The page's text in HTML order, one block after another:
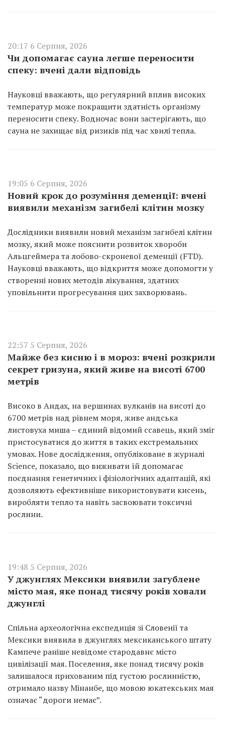
20:17 6 Серпня, 2026
Чи допомагає сауна легше переносити
спеку: вчені дали відповідь
Науковці вважають, що регулярний вплив високих
температур може покращити здатність організму
переносити спеку. Водночас вони застерігають, що
сауна не захищає від ризиків під час хвилі тепла.
19:05 6 Серпня, 2026
Новий крок до розуміння деменції: вчені
виявили механізм загибелі клітин мозку
Дослідники виявили новий механізм загибелі клітин
мозку, який може пояснити розвиток хвороби
Альцгеймера та лобово-скроневої деменції (FTD).
Науковці вважають, що відкриття може допомогти у
створенні нових методів лікування, здатних
уповільнити прогресування цих захворювань.
22:57 5 Серпня, 2026
Майже без кисню і в мороз: вчені розкрили
секрет гризуна, який живе на висоті 6700
метрів
Високо в Андах, на вершинах вулканів на висоті до
6700 метрів над рівнем моря, живе андська
листовуха миша – єдиний відомий ссавець, який зміг
пристосуватися до життя в таких екстремальних
умовах. Нове дослідження, опубліковане в журналі
Science, показало, що виживати їй допомагає
поєднання генетичних і фізіологічних адаптацій, які
дозволяють ефективніше використовувати кисень,
виробляти тепло та навіть засвоювати токсичні
рослини.
19:48 5 Серпня, 2026
У джунглях Мексики виявили загублене
місто мая, яке понад тисячу років ховали
джунглі
Спільна археологічна експедиція зі Словенії та
Мексики виявила в джунглях мексиканського штату
Кампече раніше невідоме стародавнє місто
цивілізації мая. Поселення, яке понад тисячу років
залишалося прихованим під густою рослинністю,
отримало назву Мінанбе, що мовою юкатекських мая
означає “дороги немає”.